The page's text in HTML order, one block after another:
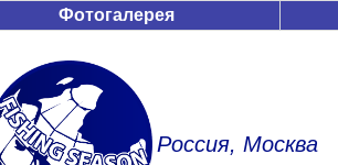
Фотогалерея
Россия, Москва